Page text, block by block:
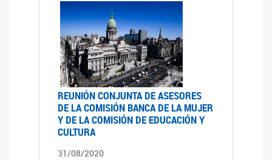
REUNIÓN CONJUNTA DE ASESORES
DE LA COMISIÓN BANCA DE LA MUJER
Y DE LA COMISIÓN DE EDUCACIÓN Y
CULTURA
31/08/2020